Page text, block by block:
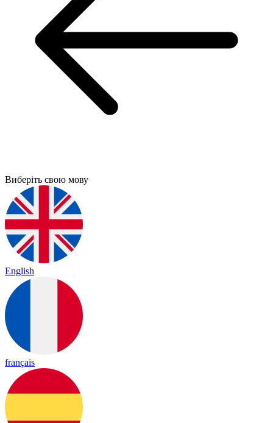
Виберіть свою мову
English
français